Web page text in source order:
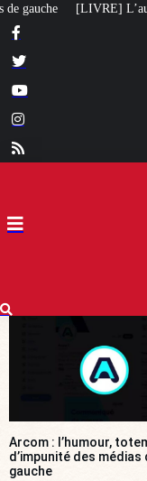
intellectuelle de
Arcom : l’humour,
d’impunité des médias
gauche